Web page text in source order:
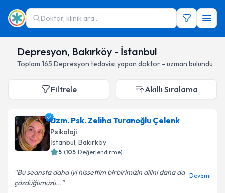
Doktor, klinik ara...
Depresyon, Bakırköy - İstanbul
Toplam 165 Depresyon tedavisi yapan doktor - uzman bulundu
Filtrele Akıllı Sıralama
Uzm. Psk. Zeliha Turanoğlu Çelenk
Psikoloji
İstanbul, Bakırköy
5 (105 Değerlendirme)
Bu seansta daha iyi hissettim birbirimizin dilini daha da
çözdüğümüzü...
Devamı